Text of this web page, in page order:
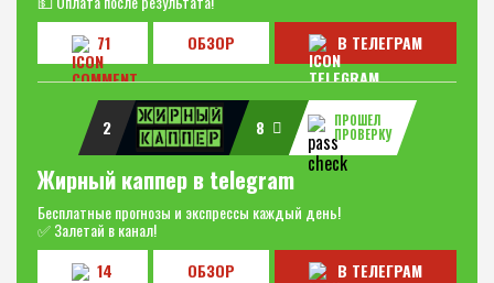
71
ОБЗОР В ТЕЛЕГРАМ
2 8
ПРОШЕЛ
ПРОВЕРКУ
Жирный каппер в telegram
Бесплатные прогнозы и экспрессы каждый день!
✅ Залетай в канал!
14
ОБЗОР В ТЕЛЕГРАМ